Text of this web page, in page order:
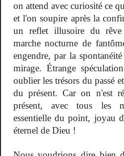
on attend avec curiosité ce
et l'on soupire après la
un reflet illusoire du rêve
marche nocturne de
engendre, par la
mirage. Étrange
oublier les trésors du passé
du présent. Car on n'est
présent, avec tous les
essentielle du point, joyau
éternel de Dieu !